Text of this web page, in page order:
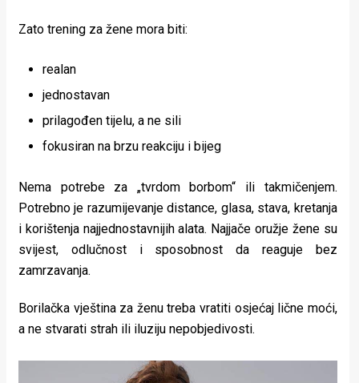
Zato trening za žene mora biti:
realan
jednostavan
prilagođen tijelu, a ne sili
fokusiran na brzu reakciju i bijeg
Nema potrebe za „tvrdom borbom“ ili takmičenjem.
Potrebno je razumijevanje distance, glasa, stava, kretanja
i korištenja najjednostavnijih alata. Najjače oružje žene su
svijest, odlučnost i sposobnost da reaguje bez
zamrzavanja.
Borilačka vještina za ženu treba vratiti osjećaj lične moći,
a ne stvarati strah ili iluziju nepobjedivosti.